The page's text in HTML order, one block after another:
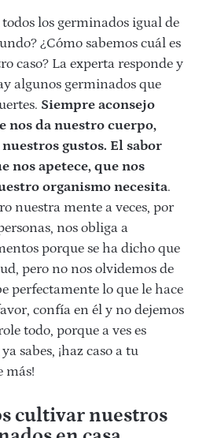
los germinados igual de
¿Cómo sabemos cuál es
caso? La experta responde y
algunos germinados que
Siempre aconsejo
nos da nuestro cuerpo,
gustos. El sabor
nos apetece, que nos
organismo necesita.
nuestra mente a veces, por
nos obliga a
porque se ha dicho que
pero no nos olvidemos de
perfectamente lo que le hace
confía en él y no dejemos
todo, porque a ves es
sabes, ¡haz caso a tu
más!
cultivar nuestros